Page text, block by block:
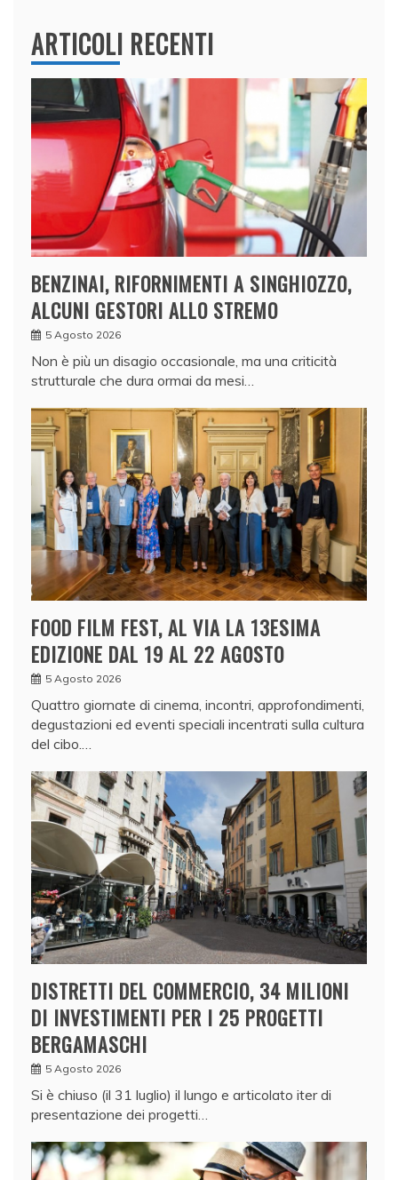
ARTICOLI RECENTI
BENZINAI, RIFORNIMENTI A SINGHIOZZO,
ALCUNI GESTORI ALLO STREMO
5 Agosto 2026
Non è più un disagio occasionale, ma una criticità
strutturale che dura ormai da mesi…
FOOD FILM FEST, AL VIA LA 13ESIMA
EDIZIONE DAL 19 AL 22 AGOSTO
5 Agosto 2026
Quattro giornate di cinema, incontri, approfondimenti,
degustazioni ed eventi speciali incentrati sulla cultura
del cibo.…
DISTRETTI DEL COMMERCIO, 34 MILIONI
DI INVESTIMENTI PER I 25 PROGETTI
BERGAMASCHI
5 Agosto 2026
Si è chiuso (il 31 luglio) il lungo e articolato iter di
presentazione dei progetti…